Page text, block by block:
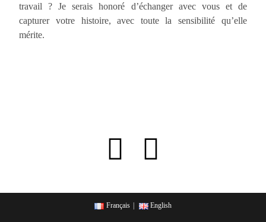
travail ? Je serais honoré d’échanger avec vous et de
capturer votre histoire, avec toute la sensibilité qu’elle
mérite.
Français English